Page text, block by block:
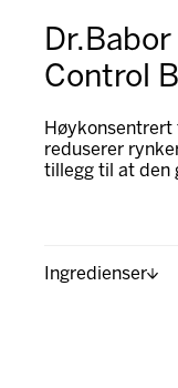
Control
Høykonsentrert
reduserer
tillegg til at den
Ingredienser